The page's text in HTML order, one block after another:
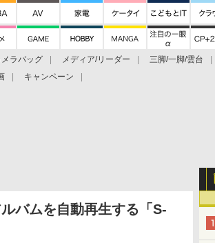
メラバッグ メディア/リーダー 三脚/一脚/雲台
キャンペーン
バムを自動再生する「S-